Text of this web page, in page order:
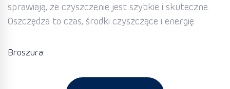
sprawiają, że czyszczenie jest szybkie i skuteczne.
Oszczędza to czas, środki czyszczące i energię.
Broszura: